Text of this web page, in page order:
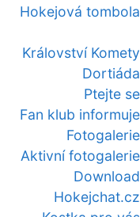
Hokejová tombola
Království Komety
Dortiáda
Ptejte se
Fan klub informuje
Fotogalerie
Aktivní fotogalerie
Download
Hokejchat.cz